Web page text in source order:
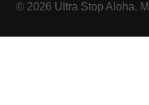
© 2026 Ultra Stop Aloha.